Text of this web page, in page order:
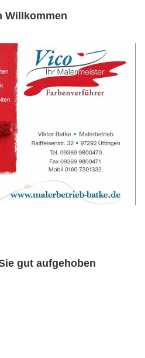
Willkommen
gut aufgehoben